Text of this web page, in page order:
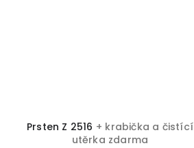
Prsten Z 2516 + krabička a čistící
utěrka zdarma